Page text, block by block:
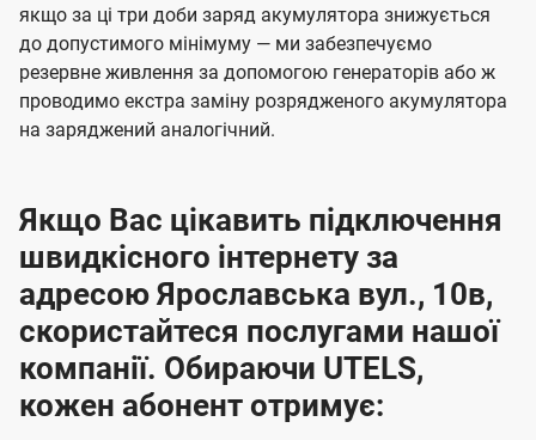
якщо за ці три доби заряд акумулятора знижується
до допустимого мінімуму — ми забезпечуємо
резервне живлення за допомогою генераторів або ж
проводимо екстра заміну розрядженого акумулятора
на заряджений аналогічний.
Якщо Вас цікавить підключення
швидкісного інтернету за
адресою Ярославська вул., 10в,
скористайтеся послугами нашої
компанії. Обираючи UTELS,
кожен абонент отримує: